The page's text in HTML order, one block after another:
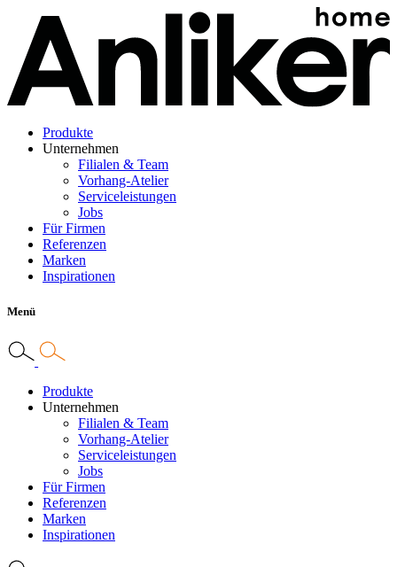
Produkte
Unternehmen
Filialen & Team
Vorhang-Atelier
Serviceleistungen
Jobs
Für Firmen
Referenzen
Marken
Inspirationen
Menü
Produkte
Unternehmen
Filialen & Team
Vorhang-Atelier
Serviceleistungen
Jobs
Für Firmen
Referenzen
Marken
Inspirationen